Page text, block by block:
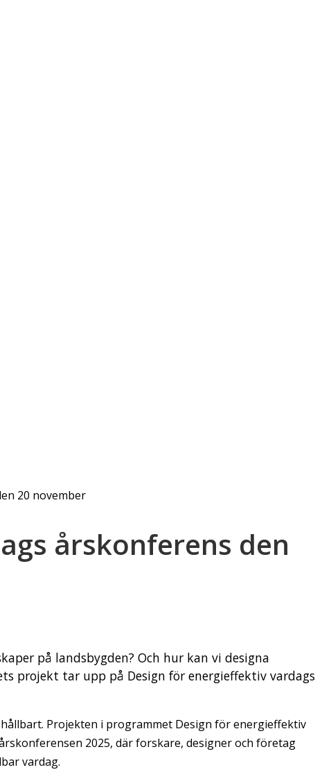
20 november
årskonferens den
på landsbygden? Och hur kan vi designa
projekt tar upp på Design för energieffektiv vardags
Projekten i programmet Design för energieffektiv
2025, där forskare, designer och företag
vardag.